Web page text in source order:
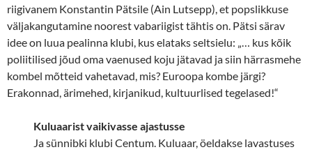
riigivanem Konstantin Pätsile (Ain Lutsepp), et popslikkuse
väljakangutamine noorest vabariigist tähtis on. Pätsi särav
idee on luua pealinna klubi, kus elataks seltsielu: „… kus kõik
poliitilised jõud oma vaenused koju jätavad ja siin härrasmehe
kombel mõtteid vahetavad, mis? Euroopa kombe järgi?
Erakonnad, ärimehed, kirjanikud, kultuurlised tegelased!“
Kuluaarist vaikivasse ajastusse
Ja sünnibki klubi Centum. Kuluaar, öeldakse lavastuses